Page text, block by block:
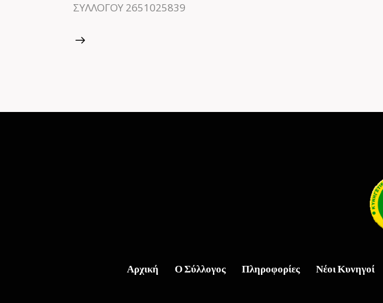
ΣΥΛΛΟΓΟΥ 2651025839
Αρχική Ο Σύλλογος Πληροφορίες Νέοι Κυνηγοί